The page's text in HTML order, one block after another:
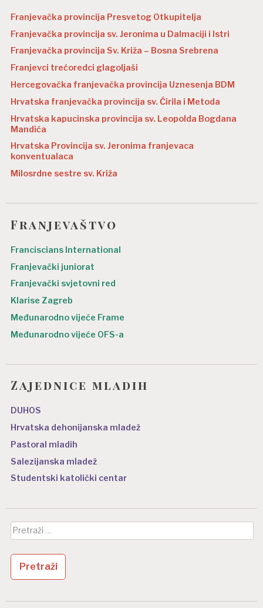
Franjevačka provincija Presvetog Otkupitelja
Franjevačka provincija sv. Jeronima u Dalmaciji i Istri
Franjevačka provincija Sv. Križa – Bosna Srebrena
Franjevci trećoredci glagoljaši
Hercegovačka franjevačka provincija Uznesenja BDM
Hrvatska franjevačka provincija sv. Ćirila i Metoda
Hrvatska kapucinska provincija sv. Leopolda Bogdana
Mandića
Hrvatska Provincija sv. Jeronima franjevaca
konventualaca
Milosrdne sestre sv. Križa
Franjevaštvo
Franciscians International
Franjevački juniorat
Franjevački svjetovni red
Klarise Zagreb
Međunarodno vijeće Frame
Međunarodno vijeće OFS-a
Zajednice mladih
DUHOS
Hrvatska dehonijanska mladež
Pastoral mladih
Salezijanska mladež
Studentski katolički centar
Pretraži: